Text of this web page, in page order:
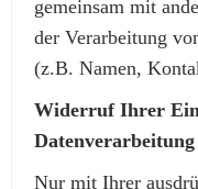
gemeinsam mit
der Verarbeitung
(z.B. Namen,
Widerruf Ihrer
Datenverarbeitung
Nur mit Ihrer